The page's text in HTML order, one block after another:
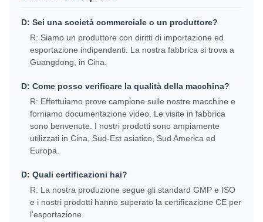
D: Sei una società commerciale o un produttore?
R: Siamo un produttore con diritti di importazione ed
esportazione indipendenti. La nostra fabbrica si trova a
Guangdong, in Cina.
D: Come posso verificare la qualità della macchina?
R: Effettuiamo prove campione sulle nostre macchine e
forniamo documentazione video. Le visite in fabbrica
sono benvenute. I nostri prodotti sono ampiamente
utilizzati in Cina, Sud-Est asiatico, Sud America ed
Europa.
D: Quali certificazioni hai?
R: La nostra produzione segue gli standard GMP e ISO
e i nostri prodotti hanno superato la certificazione CE per
l'esportazione.